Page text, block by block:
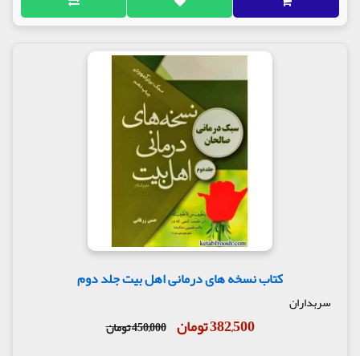
کتاب نسخه های درمانی اهل بیت جلد دوم
سربداران
382,500 تومان 450,000 تومان